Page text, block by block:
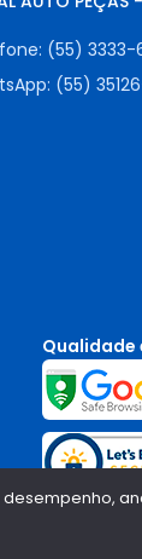
(55) 3333-
(55)
Qualidade